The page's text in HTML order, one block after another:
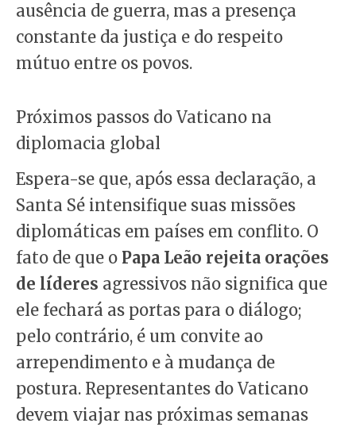
ausência de guerra, mas a presença
constante da justiça e do respeito
mútuo entre os povos.
Próximos passos do Vaticano na
diplomacia global
Espera-se que, após essa declaração, a
Santa Sé intensifique suas missões
diplomáticas em países em conflito. O
fato de que o Papa Leão rejeita orações
de líderes agressivos não significa que
ele fechará as portas para o diálogo;
pelo contrário, é um convite ao
arrependimento e à mudança de
postura. Representantes do Vaticano
devem viajar nas próximas semanas